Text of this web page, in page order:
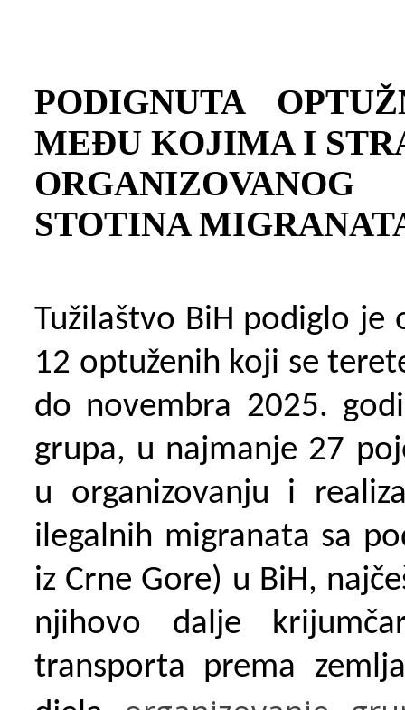
PODIGNUTA
MEĐU KOJIMA I
STOTINA
Tužilaštvo BiH podiglo je
12 optuženih koji se
do novembra 2025.
grupa, u najmanje 27
u organizovanju i
ilegalnih migranata sa
iz Crne Gore) u BiH,
njihovo dalje
transporta prema